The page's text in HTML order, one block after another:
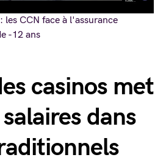
casinos met
dans
CCN face à l'assurance
-12 ans